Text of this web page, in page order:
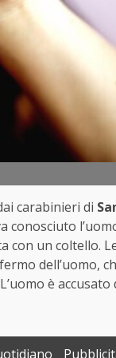
carabinieri di
conosciuto
con un coltello.
dell’uomo,
è accusato